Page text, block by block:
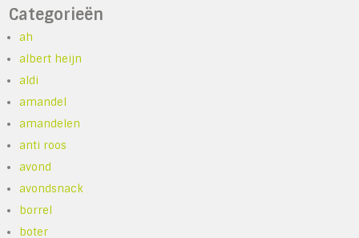
Categorieën
ah
albert heijn
aldi
amandel
amandelen
anti roos
avond
avondsnack
borrel
boter